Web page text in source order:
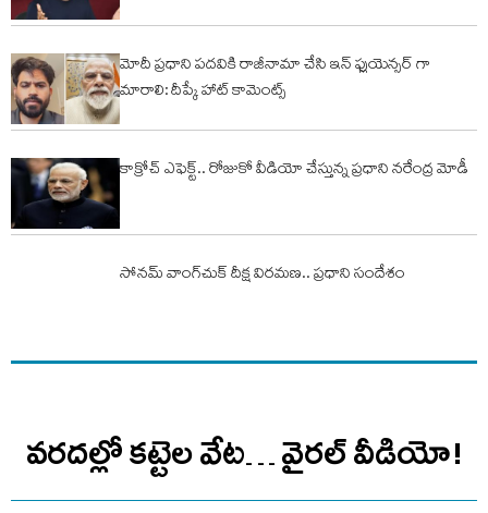
మోదీ ప్రధాని పదవికి రాజీనామా చేసి ఇన్ ఫ్లుయెన్సర్ గా
మారాలి: దీప్కే హాట్ కామెంట్స్
కాక్రోచ్ ఎఫెక్ట్.. రోజుకో వీడియో చేస్తున్న ప్ర‌ధాని న‌రేంద్ర మోడీ
సోనమ్‌ వాంగ్‌చుక్‌ దీక్ష విరమణ.. ప్రధాని సందేశం
వరదల్లో కట్టెల వేట… వైరల్ వీడియో!